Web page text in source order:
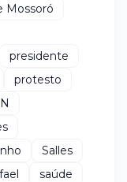
Mossoró
presidente
protesto
Salles
saúde